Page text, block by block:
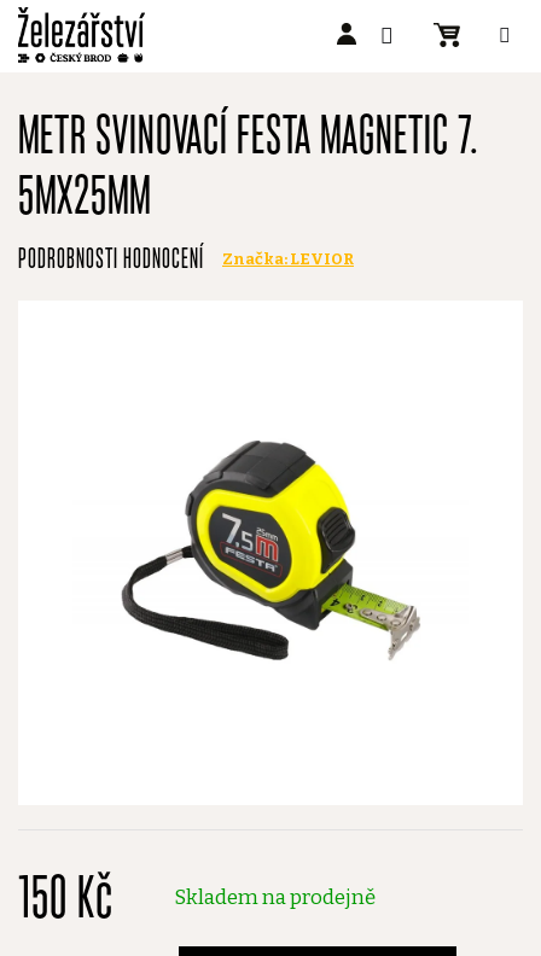
obsah
METR SVINOVACÍ FESTA MAGNETIC 7.
5MX25MM
Průměrné
hodnocení
PODROBNOSTI HODNOCENÍ Značka: LEVIOR
150 Kč Skladem na prodejně